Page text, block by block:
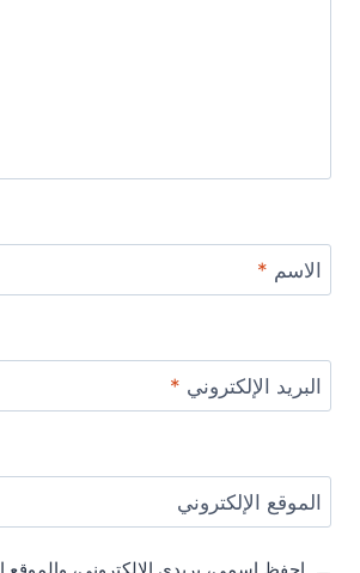
الاسم *
البريد الإلكتروني *
الموقع الإلكتروني